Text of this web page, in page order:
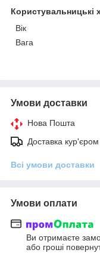
Користувальницькі
Вік
Вага
Умови доставки
Нова Пошта
Доставка
Всі умови доставки
Умови оплати
Ви отримаєте
або гроші